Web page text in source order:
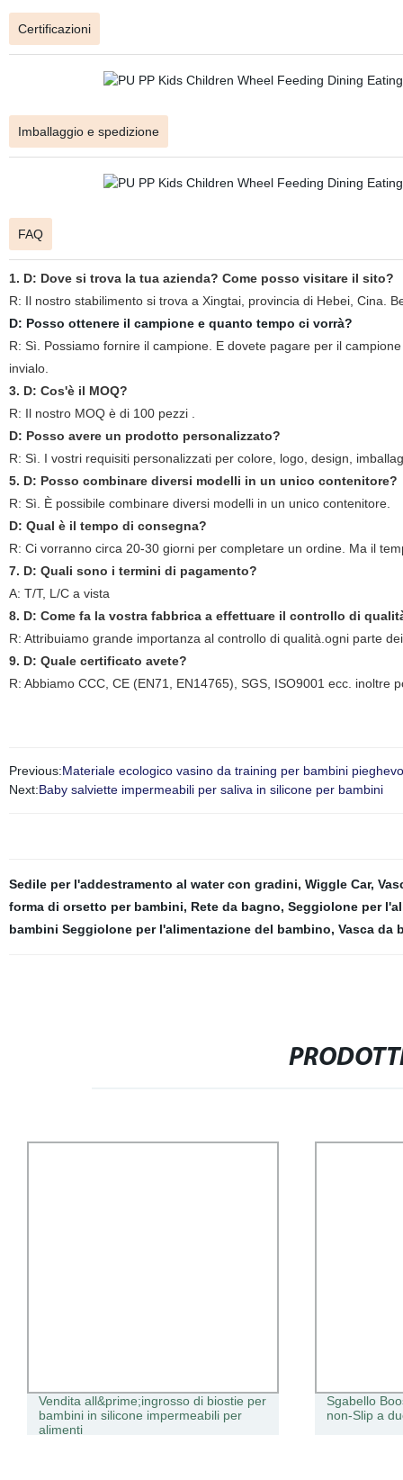
Certificazioni
Imballaggio e spedizione
FAQ
1. D: Dove si trova la tua azienda? Come posso visitare il sito?
R: Il nostro stabilimento si trova a Xingtai, provincia di Hebei, Cina.
D: Posso ottenere il campione e quanto tempo ci vorrà?
R: Sì. Possiamo fornire il campione. E dovete pagare per il
invialo.
3. D: Cos'è il MOQ?
R: Il nostro MOQ è di 100 pezzi .
D: Posso avere un prodotto personalizzato?
R: Sì. I vostri requisiti personalizzati per colore, logo, design,
5. D: Posso combinare diversi modelli in un unico contenitore?
R: Sì. È possibile combinare diversi modelli in un unico contenitore.
D: Qual è il tempo di consegna?
R: Ci vorranno circa 20-30 giorni per completare un ordine. Ma il
7. D: Quali sono i termini di pagamento?
A: T/T, L/C a vista
8. D: Come fa la vostra fabbrica a effettuare il controllo di
R: Attribuiamo grande importanza al controllo di qualità.ogni parte
9. D: Quale certificato avete?
R: Abbiamo CCC, CE (EN71, EN14765), SGS, ISO9001 ecc.
Previous:Materiale ecologico vasino da training per bambini
Next:Baby salviette impermeabili per saliva in silicone per bambini
Sedile per l'addestramento al water con gradini, Wiggle Car,
forma di orsetto per bambini, Rete da bagno, Seggiolone per
bambini Seggiolone per l'alimentazione del bambino, Vasca da
Vendita all&prime;ingrosso di biostie per
bambini in silicone impermeabili per
alimenti
Sgabello
non-Slip a